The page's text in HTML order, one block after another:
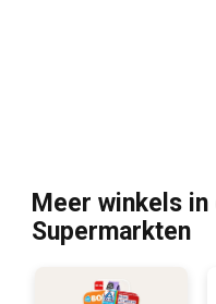
Meer winkels
Supermarkten